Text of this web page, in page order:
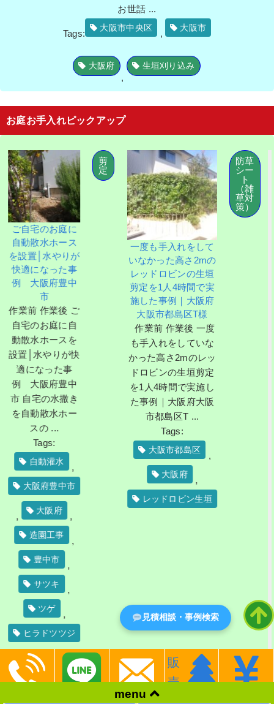
お世話 ...
Tags:
大阪市中央区
,
大阪市
大阪府
,
生垣刈り込み
お庭お手入れピックアップ
お庭に
ホース
やりが
った事
豊中
業後 ご
庭に自
ースを
りが快
た事
豊中
水撒き
水ホー
灌水
,
豊中市
工事
,
ツツジ
剪
定
一度も手入れをして
いなかった高さ2mの
レッドロビンの生垣
剪定を1人4時間で実
施した事例｜大阪府
大阪市都島区T様
作業前 作業後 一度
も手入れをしていな
かった高さ2mのレッ
ドロビンの生垣剪定
を1人4時間で実施し
た事例｜大阪府大阪
市都島区T ...
大阪市都島区
,
レッドロビン生垣
防草
シー
ト
（雑
草対
策）
施工事例カテゴリー
menu
販
売
見積相談・事例検索